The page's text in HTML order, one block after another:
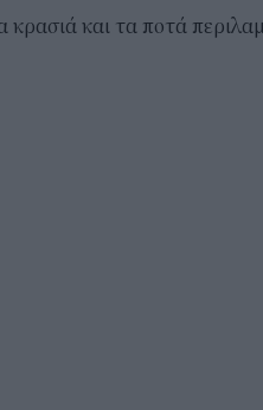
κρασιά και τα ποτά